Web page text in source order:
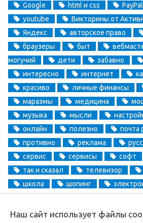
Google html и css PayPal
youtube
Викторины от
Яндекс
авторское право
браузеры
быт
могучий
дети забавно
интересно
интернет
красиво
личные финансы
маразмы
медицина
музыка
мысли
онлайн
полезно
почта
противно
реклама
сервис
сервисы софт
так и сказал
телевизор
школа
шопинг
Наш сайт использует файлы